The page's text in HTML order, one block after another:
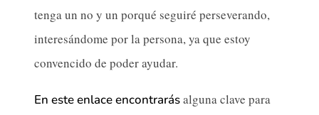
tenga un no y un porqué seguiré perseverando,
interesándome por la persona, ya que estoy
convencido de poder ayudar.
En este enlace encontrarásalguna clave para